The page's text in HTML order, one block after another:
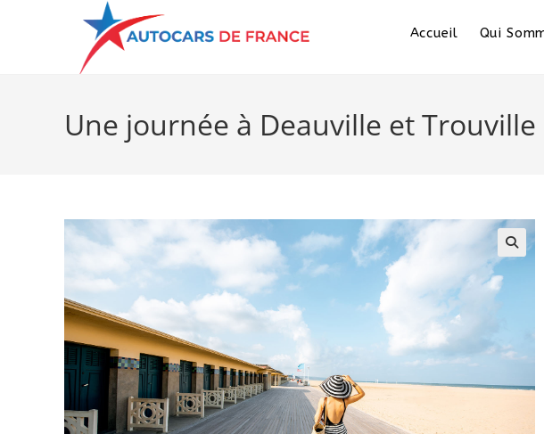
Accueil Qui
Une journée à Deauville et